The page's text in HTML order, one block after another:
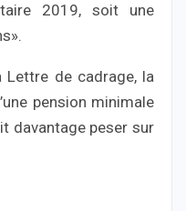
2019, soit une
Lettre de cadrage, la
pension minimale
davantage peser sur